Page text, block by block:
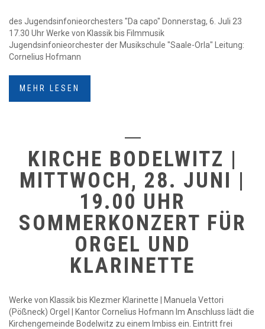
des Jugendsinfonieorchesters "Da capo" Donnerstag, 6. Juli 23
17.30 Uhr Werke von Klassik bis Filmmusik
Jugendsinfonieorchester der Musikschule "Saale-Orla" Leitung:
Cornelius Hofmann
MEHR LESEN
KIRCHE BODELWITZ |
MITTWOCH, 28. JUNI |
19.00 UHR
SOMMERKONZERT FÜR
ORGEL UND
KLARINETTE
Werke von Klassik bis Klezmer Klarinette | Manuela Vettori
(Pößneck) Orgel | Kantor Cornelius Hofmann Im Anschluss lädt die
Kirchengemeinde Bodelwitz zu einem Imbiss ein. Eintritt frei